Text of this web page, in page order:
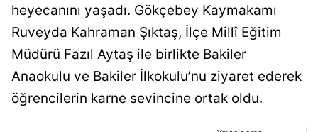
heyecanını yaşadı. Gökçebey Kaymakamı
Ruveyda Kahraman Şıktaş, İlçe Millî Eğitim
Müdürü Fazıl Aytaş ile birlikte Bakiler
Anaokulu ve Bakiler İlkokulu’nu ziyaret ederek
öğrencilerin karne sevincine ortak oldu.